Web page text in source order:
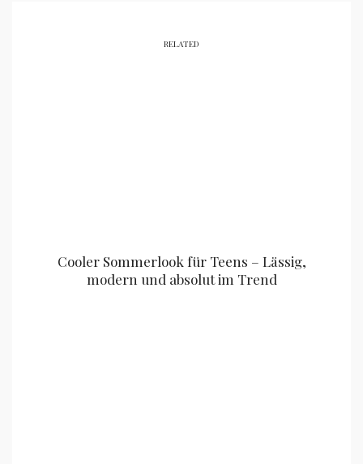
RELATED
Cooler Sommerlook für Teens – Lässig,
modern und absolut im Trend